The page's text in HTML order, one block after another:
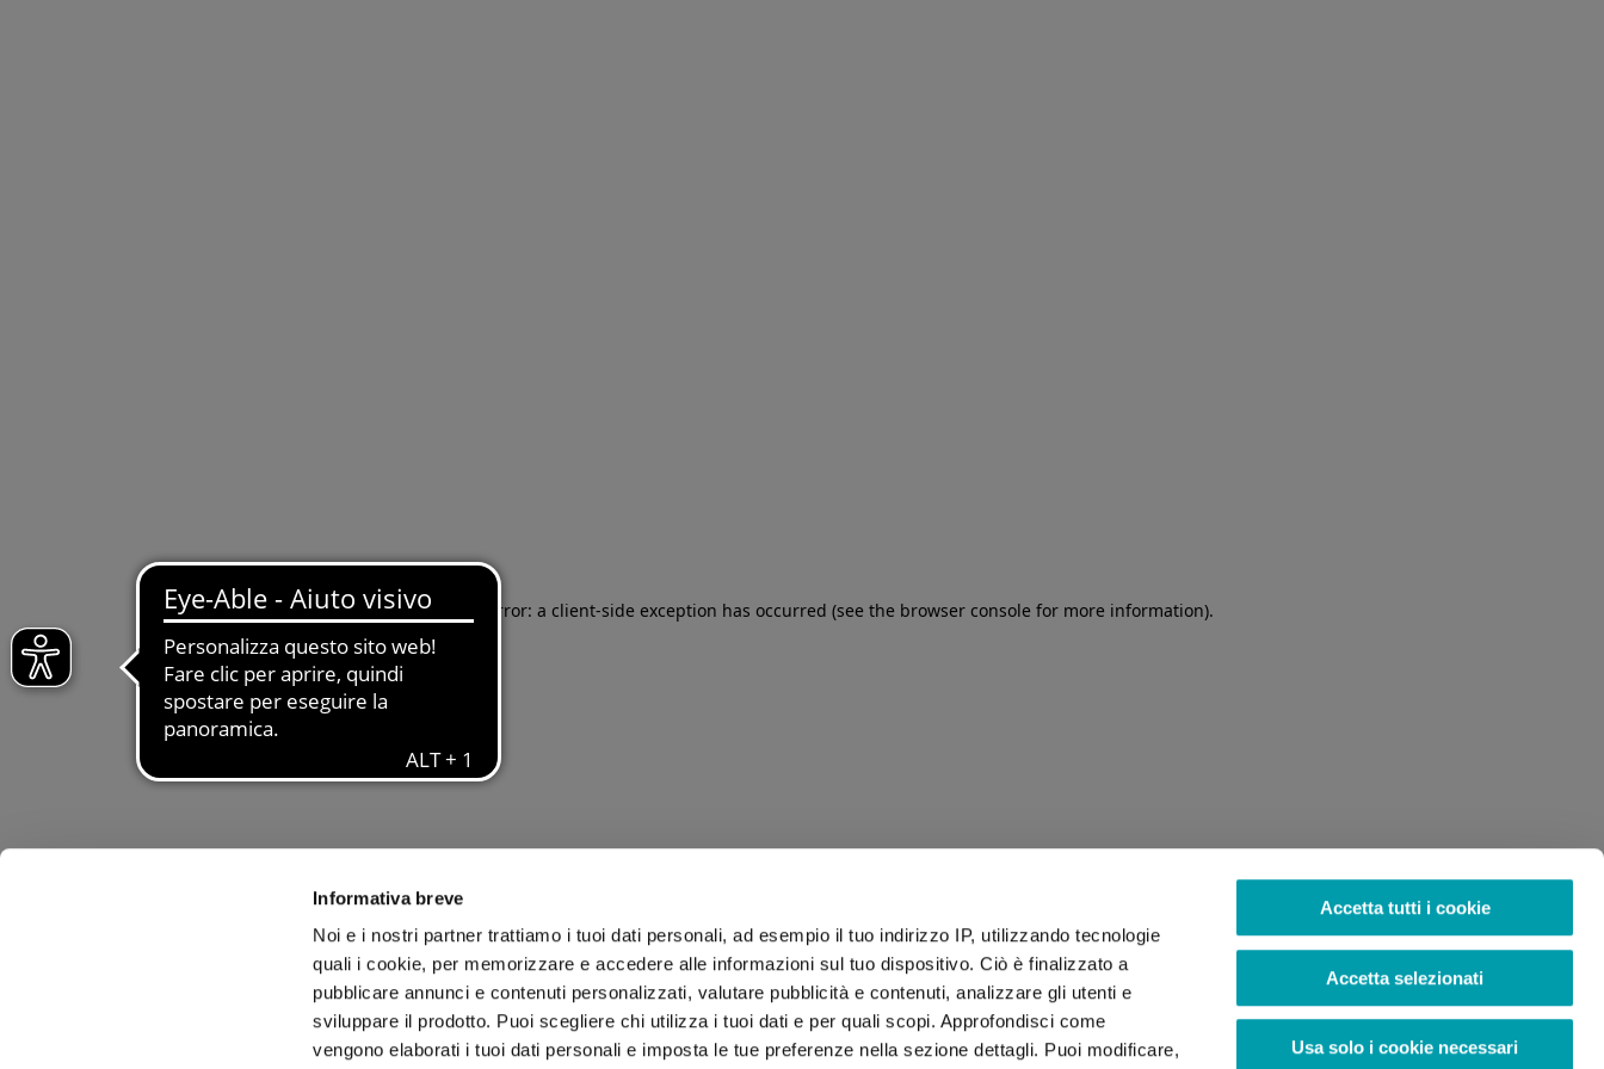
Informativa breve
Noi e i nostri partner trattiamo i tuoi dati personali, ad esempio il tuo indirizzo IP, utilizzando tecnologie
quali i cookie, per memorizzare e accedere alle informazioni sul tuo dispositivo. Ciò è finalizzato a
pubblicare annunci e contenuti personalizzati, valutare pubblicità e contenuti, analizzare gli utenti e
sviluppare il prodotto. Puoi scegliere chi utilizza i tuoi dati e per quali scopi. Approfondisci come
vengono elaborati i tuoi dati personali e imposta le tue preferenze nella sezione dettagli. Puoi modificare,
Accetta tutti i cookie
Accetta selezionati
Usa solo i cookie necessari
Application error: a client-side exception has occurred (see the browser console for more information).